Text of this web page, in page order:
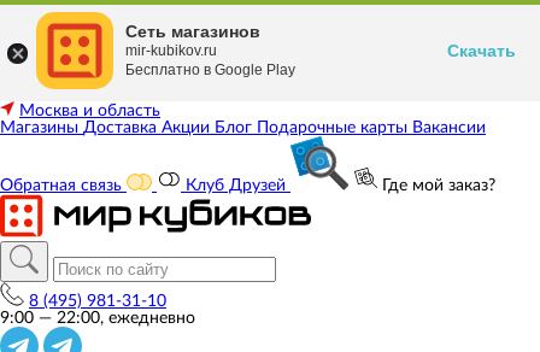
Москва и область
Магазины Доставка Акции Блог Подарочные карты Вакансии
Обратная связь Клуб Друзей Где мой заказ?
8 (495) 981-31-10
9:00 — 22:00, ежедневно
Сеть магазинов
mir-kubikov.ru
Бесплатно в Google Play
Скачать